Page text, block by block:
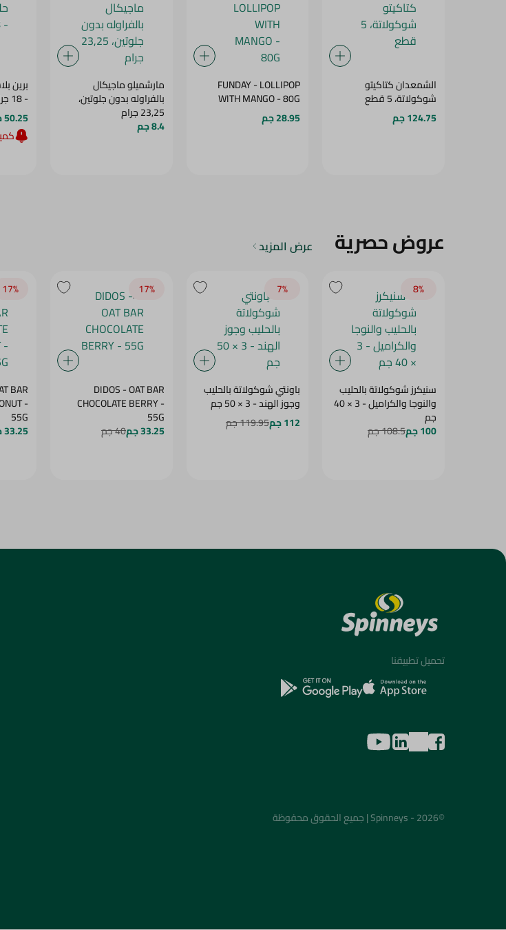
الشمعدان كتاكيتو
شوكولاتة، 5 قطع
124.75 جم
FUNDAY - LOLLIPOP
WITH MANGO - 80G
28.95 جم
مارشميلو ماجيكال
بالفراوله بدون جلوتين،
23,25 جرام
8.4 جم
برين
- 18 جرام
50.25 جم
عروض حصرية عرض المزيد
8‎%‎
سنيكرز شوكولاتة بالحليب
والنوجا والكراميل - 3 × 40
جم
100 جم 108.5 جم
7‎%‎
باونتي شوكولاتة بالحليب
وجوز الهند - 3 × 50 جم
112 جم
119.95 جم
17‎%‎
DIDOS - OAT BAR
CHOCOLATE BERRY -
55G
33.25 جم 40 جم
17‎%‎
BAR
-
55G
33.25 جم
تحميل تطبيقنا
©2026 - Spinneys | جميع الحقوق محفوظة